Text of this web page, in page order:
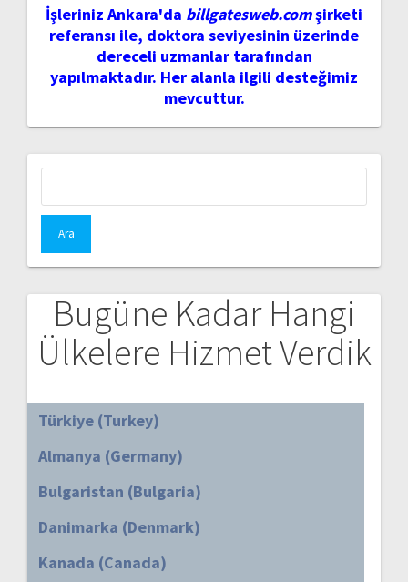
İşleriniz Ankara'da billgatesweb.comşirketi
referansı ile, doktora seviyesinin üzerinde
dereceli uzmanlar tarafından
yapılmaktadır. Her alanla ilgili desteğimiz
mevcuttur.
Bugüne Kadar Hangi
Ülkelere Hizmet Verdik
Türkiye (Turkey)
Almanya (Germany)
Bulgaristan (Bulgaria)
Danimarka (Denmark)
Kanada (Canada)